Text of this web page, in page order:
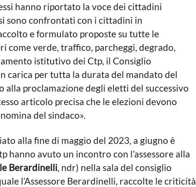
hanno riportato la voce dei cittadini
sono confrontati con i cittadini in
e formulato proposte su tutte le
come verde, traffico, parcheggi, degrado,
istitutivo dei Ctp, il Consiglio
carica per tutta la durata del mandato del
alla proclamazione degli eletti del successivo
articolo precisa che le elezioni devono
del sindaco».
alla fine di maggio del 2023, a giugno è
hanno avuto un incontro con l’assessore alla
Berardinelli, ndr) nella sala del consiglio
l’Assessore Berardinelli, raccolte le criticità